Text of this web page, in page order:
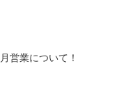
営業について！